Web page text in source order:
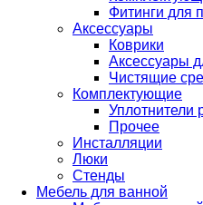
Фитинги для
Аксессуары
Коврики
Аксессуары
Чистящие
Комплектующие
Уплотнители
Прочее
Инсталляции
Люки
Стенды
Мебель для ванной